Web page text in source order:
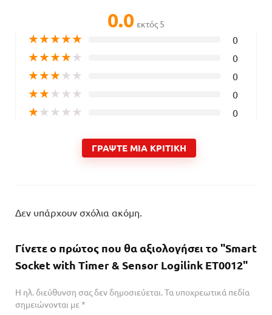
0.0 εκτός 5
★★★★★ 0
★★★★★ 0
★★★★★ 0
★★★★★ 0
★★★★★ 0
ΓΡΆΨΤΕ ΜΙΑ ΚΡΙΤΙΚΉ
Δεν υπάρχουν σχόλια ακόμη.
Γίνετε ο πρώτος που θα αξιολογήσει το "Smart
Socket with Timer & Sensor Logilink ET0012"
Η ηλ. διεύθυνση σας δεν δημοσιεύεται. Τα υποχρεωτικά πεδία
σημειώνονται με *